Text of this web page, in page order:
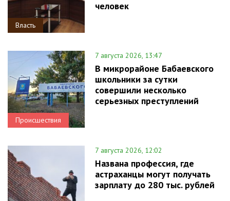
Власть
человек
Происшествия
7 августа 2026, 13:47
В микрорайоне Бабаевского
школьники за сутки
совершили несколько
серьезных преступлений
7 августа 2026, 12:02
Названа профессия, где
астраханцы могут получать
зарплату до 280 тыс. рублей